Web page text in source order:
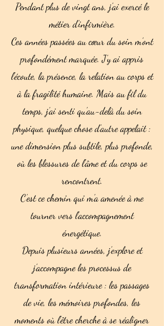
Pendant plus de vingt ans, j’ai exercé le
métier d’infirmière.
Ces années passées au cœur du soin m’ont
profondément marquée. J’y ai appris
l’écoute, la présence, la relation au corps et
à la fragilité humaine. Mais au fil du
temps, j’ai senti qu’au-delà du soin
physique, quelque chose d’autre appelait :
une dimension plus subtile, plus profonde,
où les blessures de l’âme et du corps se
rencontrent.
C’est ce chemin qui m’a amenée à me
tourner vers l’accompagnement
énergétique.
Depuis plusieurs années, j’explore et
j’accompagne les processus de
transformation intérieure : les passages
de vie, les mémoires profondes, les
moments où l’être cherche à se réaligner